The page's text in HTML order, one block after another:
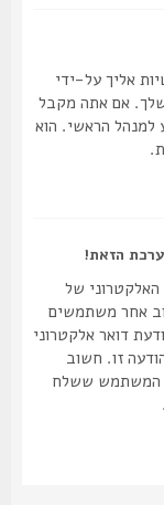
על-ידי
אם אתה מקבל
הראשי. הוא
הזאת!
של
משתמשים
אלקטרוני
זו. חשוב
ששלח